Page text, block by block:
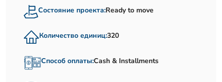
Состояние проекта:Ready to move
Количество единиц:320
Способ оплаты:Cash & Installments